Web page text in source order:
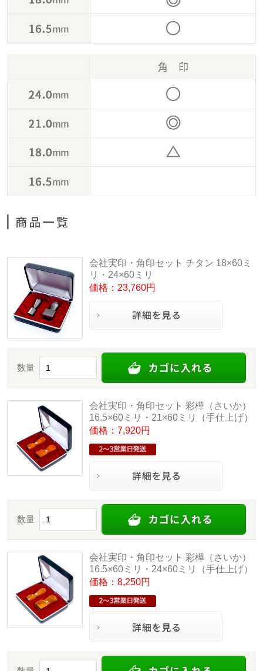
会社実印・角印セット チタン 18×60ミ
リ・24×60ミリ
価格：23,760円
数量
会社実印・角印セット 彩樺（さいか）
16.5×60ミリ・21×60ミリ（手仕上げ）
価格：7,920円
数量
会社実印・角印セット 彩樺（さいか）
16.5×60ミリ・24×60ミリ（手仕上げ）
価格：8,250円